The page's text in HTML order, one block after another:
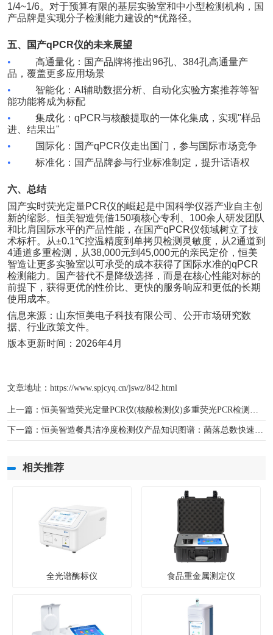
1/4~1/6。对于预算有限的基层实验室和中小型检测机构，国
产品牌是实现分子检测能力建设的*优路径。
五、国产qPCR仪的未来展望
•
高通量化：国产品牌将推出96孔、 384孔高通量产
品，覆盖更多应用场景
•
智能化： AI 辅助数据分析、自动化实验方案推荐等智
能功能将成为标配
•
集成化： qPCR与核酸提取的一体化集成，实现"样品
进、结果出"
•
国际化：国产qPCR仪走出国门，参与国际市场竞争
•
标准化：国产品牌参与行业标准制定，提升话语权
六、总结
国产实时荧光定量PCR仪的崛起是中国科学仪器产业自主创
新的缩影。恒美智造凭借150项核心专利、 100余人研发团队
和比肩国际水平的产品性能，在国产qPCR仪领域树立了技
术标杆。从±0.1℃控温精度到单拷贝检测灵敏度，从2通道到
4通道多重检测，从38,000元到 45,000元的亲民定价，恒美
智造让更多实验室以可承受的成本获得了国际水准的qPCR
检测能力。国产替代不是降级选择，而是在核心性能对标的
前提下，获得更优的性价比、更快的服务响应和更低的长期
使用成本。
信息来源：山东恒美电子科技有限公司、公开市场研究数
据、行业政策文件。
版本更新时间： 2026年4月
文章地址： https://www.spjcyq.cn/jswz/842.html
上一篇：恒美智造荧光定量PCR仪(核酸检测仪)多重荧光PCR检测方案详解
下一篇：恒美智造餐具洁净度检测仪产品知识图谱：菌落总数快速检测仪从原理到应用解析
相关推荐
全光谱酶标仪 食品重金属测定仪